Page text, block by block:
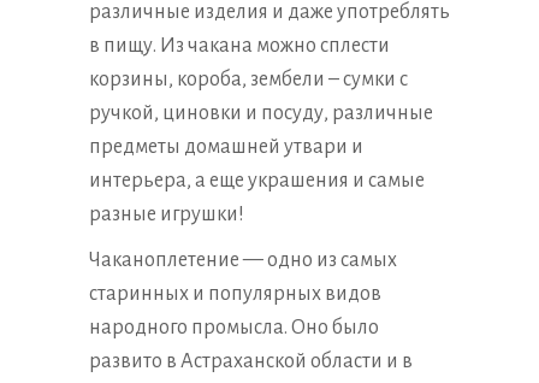
различные изделия и даже употреблять
в пищу. Из чакана можно сплести
корзины, короба, зембели – сумки с
ручкой, циновки и посуду, различные
предметы домашней утвари и
интерьера, а еще украшения и самые
разные игрушки!
Чаканоплетение — одно из самых
старинных и популярных видов
народного промысла. Оно было
развито в Астраханской области и в